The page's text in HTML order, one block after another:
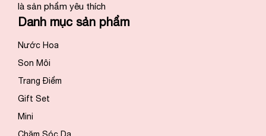
là sản phẩm yêu thích
Danh mục sản phẩm
Nước Hoa
Son Môi
Trang Điểm
Gift Set
Mini